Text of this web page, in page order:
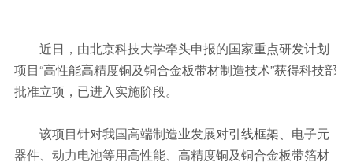
近日，由北京科技大学牵头申报的国家重点研发计划
项目“高性能高精度铜及铜合金板带材制造技术”获得科技部
批准立项，已进入实施阶段。
该项目针对我国高端制造业发展对引线框架、电子元
器件、动力电池等用高性能、高精度铜及铜合金板带箔材